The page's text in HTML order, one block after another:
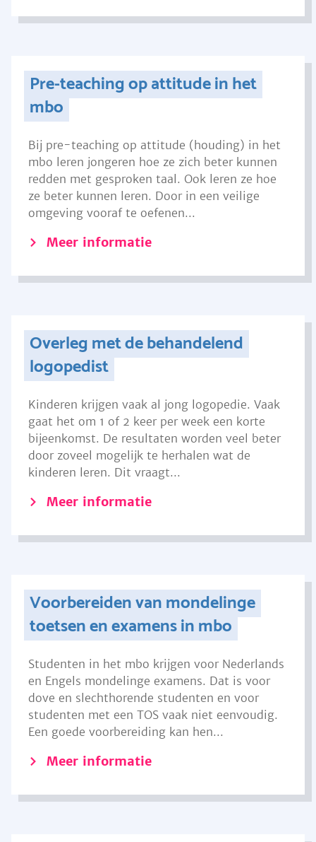
Pre-teaching op attitude in het
mbo
Bij pre-teaching op attitude (houding) in het
mbo leren jongeren hoe ze zich beter kunnen
redden met gesproken taal. Ook leren ze hoe
ze beter kunnen leren. Door in een veilige
omgeving vooraf te oefenen...
Meer informatie
Overleg met de behandelend
logopedist
Kinderen krijgen vaak al jong logopedie. Vaak
gaat het om 1 of 2 keer per week een korte
bijeenkomst. De resultaten worden veel beter
door zoveel mogelijk te herhalen wat de
kinderen leren. Dit vraagt...
Meer informatie
Voorbereiden van mondelinge
toetsen en examens in mbo
Studenten in het mbo krijgen voor Nederlands
en Engels mondelinge examens. Dat is voor
dove en slechthorende studenten en voor
studenten met een TOS vaak niet eenvoudig.
Een goede voorbereiding kan hen...
Meer informatie